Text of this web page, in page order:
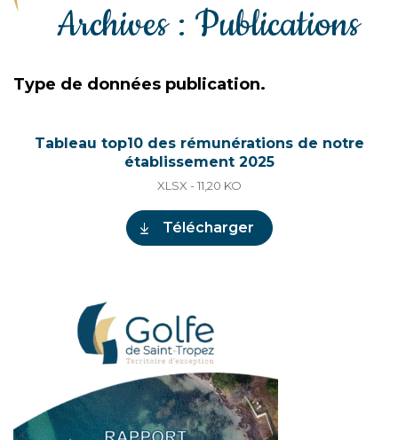
Archives : Publications
Type de données publication.
Tableau top10 des rémunérations de notre
établissement 2025
XLSX - 11,20 KO
Télécharger